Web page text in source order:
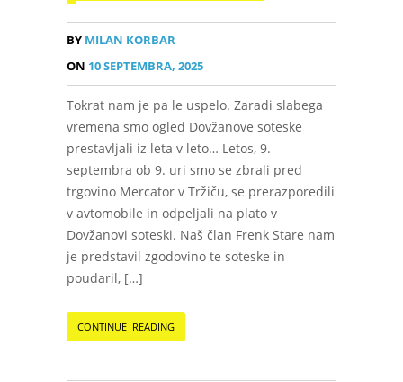
BY MILAN KORBAR
ON 10 SEPTEMBRA, 2025
Tokrat nam je pa le uspelo. Zaradi slabega
vremena smo ogled Dovžanove soteske
prestavljali iz leta v leto… Letos, 9.
septembra ob 9. uri smo se zbrali pred
trgovino Mercator v Tržiču, se prerazporedili
v avtomobile in odpeljali na plato v
Dovžanovi soteski. Naš član Frenk Stare nam
je predstavil zgodovino te soteske in
poudaril, […]
CONTINUE READING